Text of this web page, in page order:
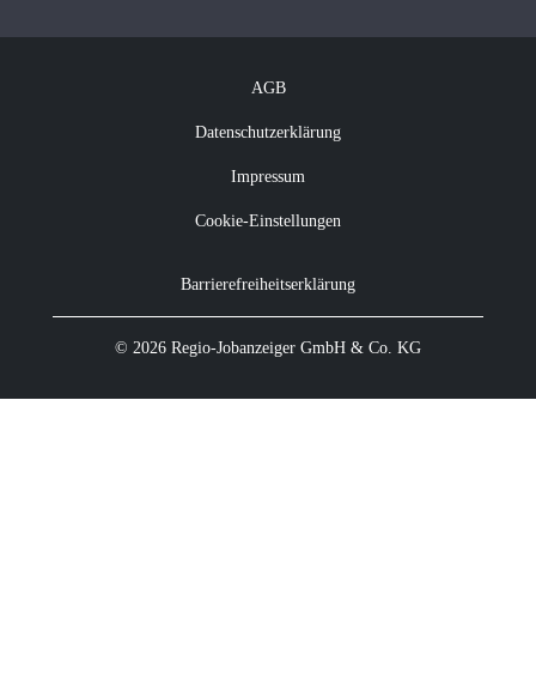
AGB
Datenschutzerklärung
Impressum
Cookie-Einstellungen
Barrierefreiheitserklärung
© 2026 Regio-Jobanzeiger GmbH & Co. KG